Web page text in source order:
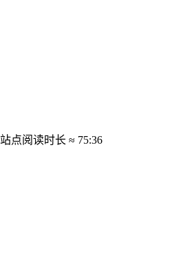
站点阅读时长 ≈ 75:36